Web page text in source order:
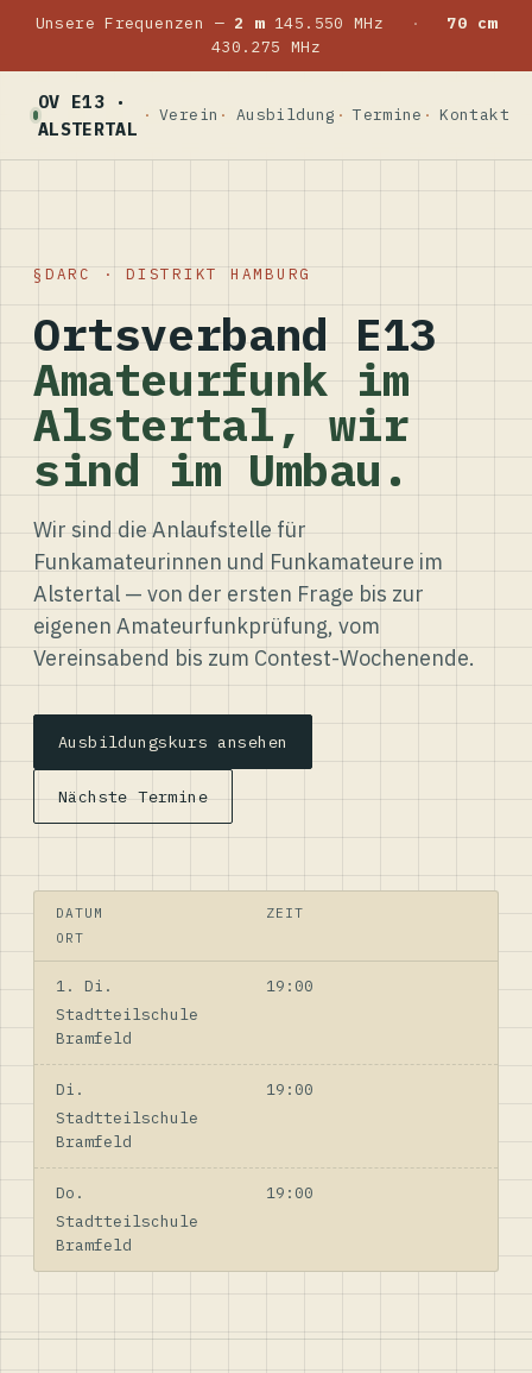
Unsere Frequenzen — 2 m145.550 MHz ·
70 cm
430.275 MHz
OV E13 ·
ALSTERTAL
Verein Ausbildung Termine Kontakt
DARC · DISTRIKT HAMBURG
Ortsverband E13
Amateurfunk im
Alstertal, wir
sind im Umbau.
Wir sind die Anlaufstelle für
Funkamateurinnen und Funkamateure im
Alstertal — von der ersten Frage bis zur
eigenen Amateurfunkprüfung, vom
Vereinsabend bis zum Contest-Wochenende.
Ausbildungskurs ansehen
Nächste Termine
DATUM
ZEIT
ORT
1. Di.
19:00
Stadtteilschule
Bramfeld
Di.
19:00
Stadtteilschule
Bramfeld
Do.
19:00
Stadtteilschule
Bramfeld